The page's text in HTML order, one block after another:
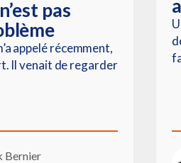
pas
appelé récemment,
Il venait de regarder
Bernier